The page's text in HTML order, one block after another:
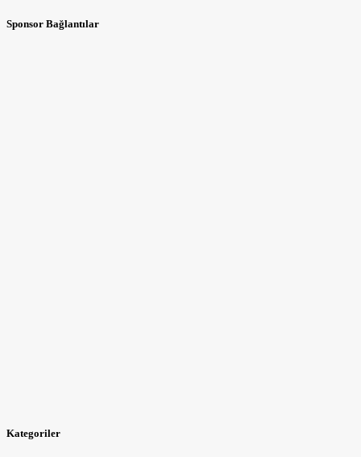
Sponsor Bağlantılar
Kategoriler